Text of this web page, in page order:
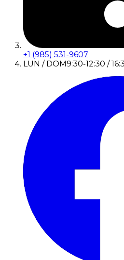
+1 (985) 531-9607
LUN / DOM9:30-12:30 /